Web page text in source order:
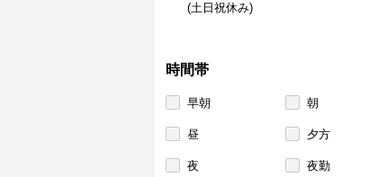
(土日祝休み)
時間帯
早朝 朝
昼 夕方
夜 夜勤